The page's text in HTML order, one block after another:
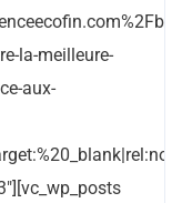
la-meilleure-
aux-